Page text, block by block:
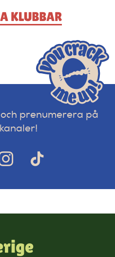
KLUBBAR
prenumerera på